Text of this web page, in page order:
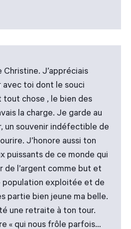
Christine. J’appréciais
toi dont le souci
chose , le bien des
la charge. Je garde au
un souvenir indéfectible de
J’honore aussi ton
puissants de ce monde qui
de l’argent comme but et
population exploitée et de
partie bien jeune ma belle.
une retraite à ton tour.
« qui nous frôle parfois…